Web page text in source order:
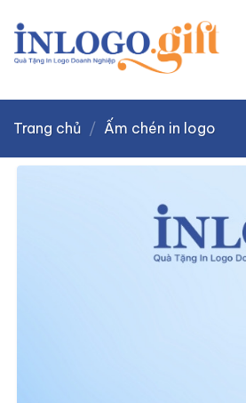
to
content
Trang chủ / Ấm chén in logo